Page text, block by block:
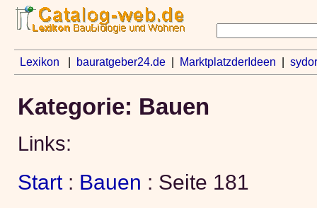
Lexikon bauratgeber24.de| MarktplatzderIdeen
Kategorie: Bauen
Links:
Start: Bauen : Seite 181